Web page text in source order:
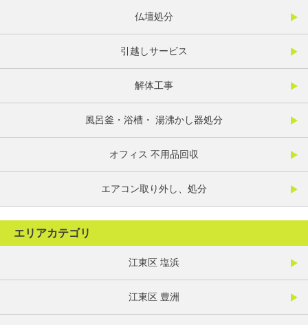
仏壇処分
引越しサービス
解体工事
風呂釜・浴槽・ 湯沸かし器処分
オフィス 不用品回収
エアコン取り外し、処分
エリアカテゴリ
江東区 塩浜
江東区 豊洲